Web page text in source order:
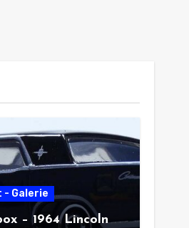
- Galerie
– 1964 Lincoln